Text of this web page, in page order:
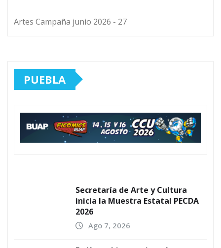
Artes Campaña junio 2026 - 27
PUEBLA
Secretaría de Arte y Cultura
inicia la Muestra Estatal PECDA
2026
Ago 7, 2026